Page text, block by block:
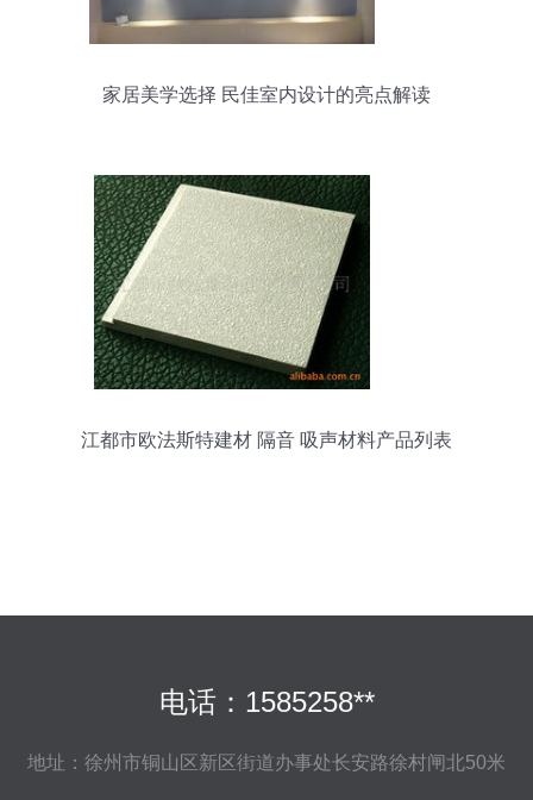
家居美学选择 民佳室内设计的亮点解读
江都市欧法斯特建材 隔音 吸声材料产品列表
电话：1585258**
地址：徐州市铜山区新区街道办事处长安路徐村闸北50米